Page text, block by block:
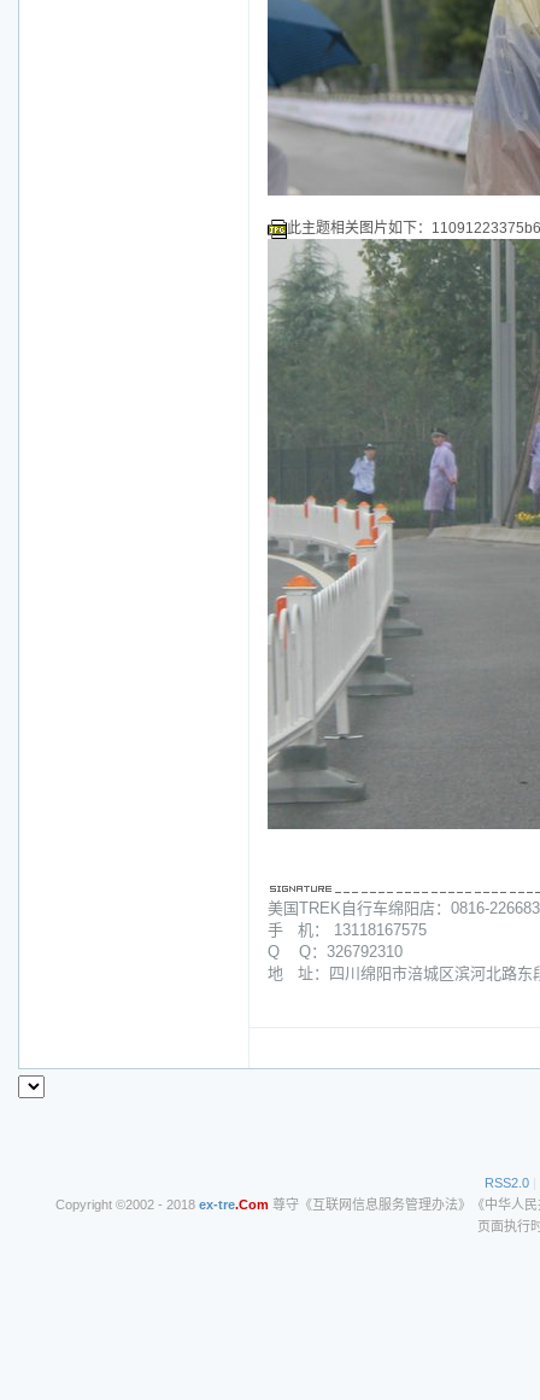
此主题相关图片如下：
美国TREK自行车绵阳店：0816-
手 机： 13118167575
Q Q：326792310
地 址：四川绵阳市涪城区滨河北路东
RSS2.0 |
Copyright ©2002 - 2018 ex-tre.Com尊守《互联网信息服务管理办法》《中华人
页面执行